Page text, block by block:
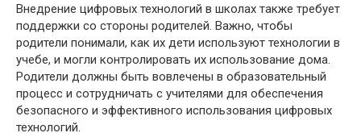
Внедрение цифровых технологий в школах также требует
поддержки со стороны родителей. Важно, чтобы
родители понимали, как их дети используют технологии в
учебе, и могли контролировать их использование дома.
Родители должны быть вовлечены в образовательный
процесс и сотрудничать с учителями для обеспечения
безопасного и эффективного использования цифровых
технологий.